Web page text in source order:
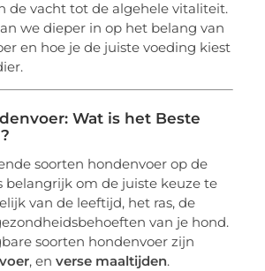
de vacht tot de algehele vitaliteit.
we dieper in op het belang van
en hoe je de juiste voeding kiest
Wat is het Beste
soorten hondenvoer op de
belangrijk om de juiste keuze te
van de leeftijd, het ras, de
van je hond.
soorten hondenvoer zijn
, enverse maaltijden.